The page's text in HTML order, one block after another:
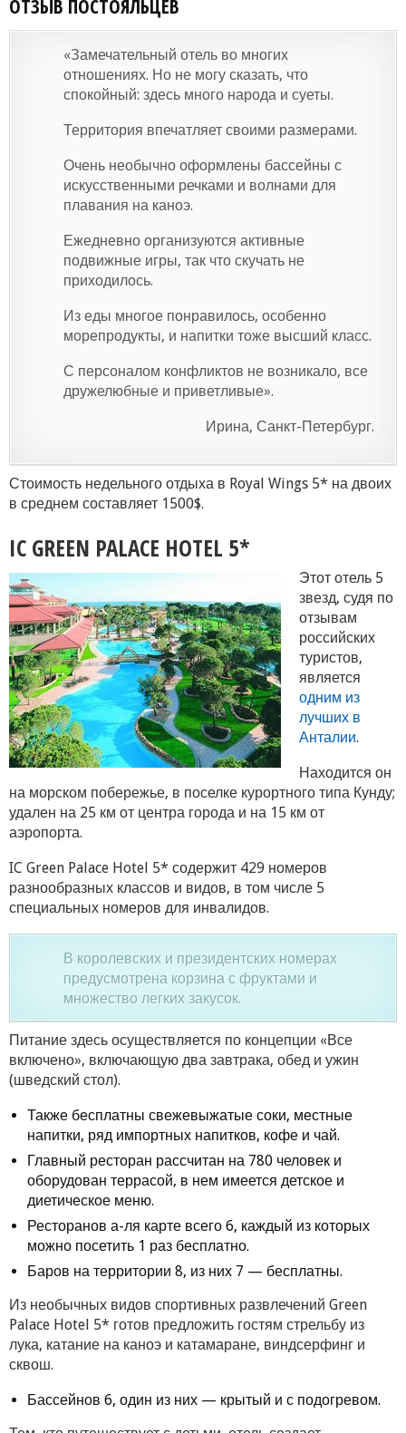
ОТЗЫВ ПОСТОЯЛЬЦЕВ
«Замечательный отель во многих
отношениях. Но не могу сказать, что
спокойный: здесь много народа и суеты.
Территория впечатляет своими размерами.
Очень необычно оформлены бассейны с
искусственными речками и волнами для
плавания на каноэ.
Ежедневно организуются активные
подвижные игры, так что скучать не
приходилось.
Из еды многое понравилось, особенно
морепродукты, и напитки тоже высший класс.
С персоналом конфликтов не возникало, все
дружелюбные и приветливые».
Ирина, Санкт-Петербург.
Стоимость недельного отдыха в Royal Wings 5* на двоих
в среднем составляет 1500$.
IC GREEN PALACE HOTEL 5*
Этот отель 5
звезд, судя по
отзывам
российских
туристов,
является
одним из
лучших в
Анталии.
Находится он
на морском побережье, в поселке курортного типа Кунду;
удален на 25 км от центра города и на 15 км от
аэропорта.
IC Green Palace Hotel 5* содержит 429 номеров
разнообразных классов и видов, в том числе 5
специальных номеров для инвалидов.
В королевских и президентских номерах
предусмотрена корзина с фруктами и
множество легких закусок.
Питание здесь осуществляется по концепции «Все
включено», включающую два завтрака, обед и ужин
(шведский стол).
Также бесплатны свежевыжатые соки, местные
напитки, ряд импортных напитков, кофе и чай.
Главный ресторан рассчитан на 780 человек и
оборудован террасой, в нем имеется детское и
диетическое меню.
Ресторанов а-ля карте всего 6, каждый из которых
можно посетить 1 раз бесплатно.
Баров на территории 8, из них 7 — бесплатны.
Из необычных видов спортивных развлечений Green
Palace Hotel 5* готов предложить гостям стрельбу из
лука, катание на каноэ и катамаране, виндсерфинг и
сквош.
Бассейнов 6, один из них — крытый и с подогревом.